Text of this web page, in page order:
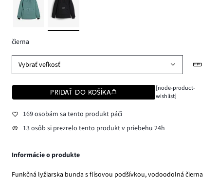
čierna
Vybrať veľkosť
PRIDAŤ DO KOŠÍKA
[node-product-
wishlist]
169 osobám sa tento produkt páči
13 osôb si prezrelo tento produkt v priebehu 24h
Informácie o produkte
Funkčná lyžiarska bunda s flísovou podšívkou, vodoodolná čierna